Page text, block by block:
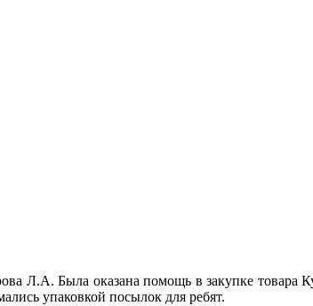
Л.А. Была оказана помощь в закупке
упаковкой посылок для ребят.